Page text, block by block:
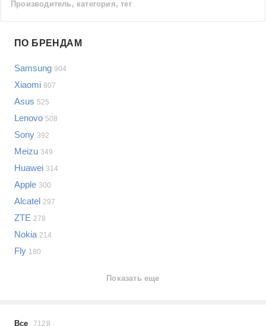
Производитель, категория, тег
Samsung
LG
Sony
Bosch
Asus
Lenovo
Indesit
JBL
Показать еще
Проблемы по категориям
Сотовые телефоны
Сотовые телефоны
Планшеты
ПО БРЕНДАМ
Samsung 904
Xiaomi 807
Asus 525
Lenovo 508
Sony 392
Meizu 349
Huawei 314
Apple 300
Alcatel 297
ZTE 278
Nokia 214
Fly 180
Показать еще
Все 7128